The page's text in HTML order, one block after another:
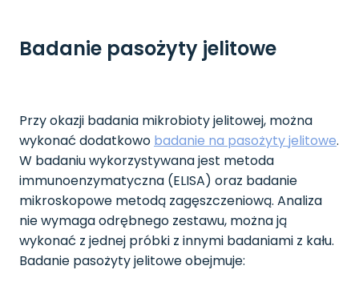
Badanie pasożyty jelitowe
Przy okazji badania mikrobioty jelitowej, można
wykonać dodatkowo badanie na pasożyty jelitowe.
W badaniu wykorzystywana jest metoda
immunoenzymatyczna (ELISA) oraz badanie
mikroskopowe metodą zagęszczeniową. Analiza
nie wymaga odrębnego zestawu, można ją
wykonać z jednej próbki z innymi badaniami z kału.
Badanie pasożyty jelitowe obejmuje: